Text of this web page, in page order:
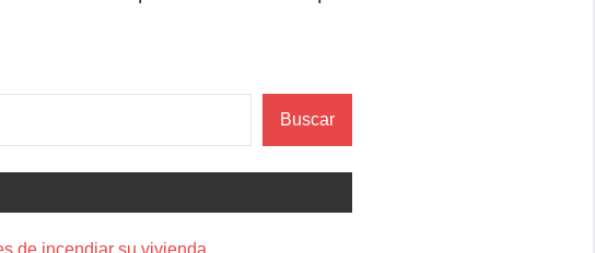
Buscar
de incendiar su vivienda